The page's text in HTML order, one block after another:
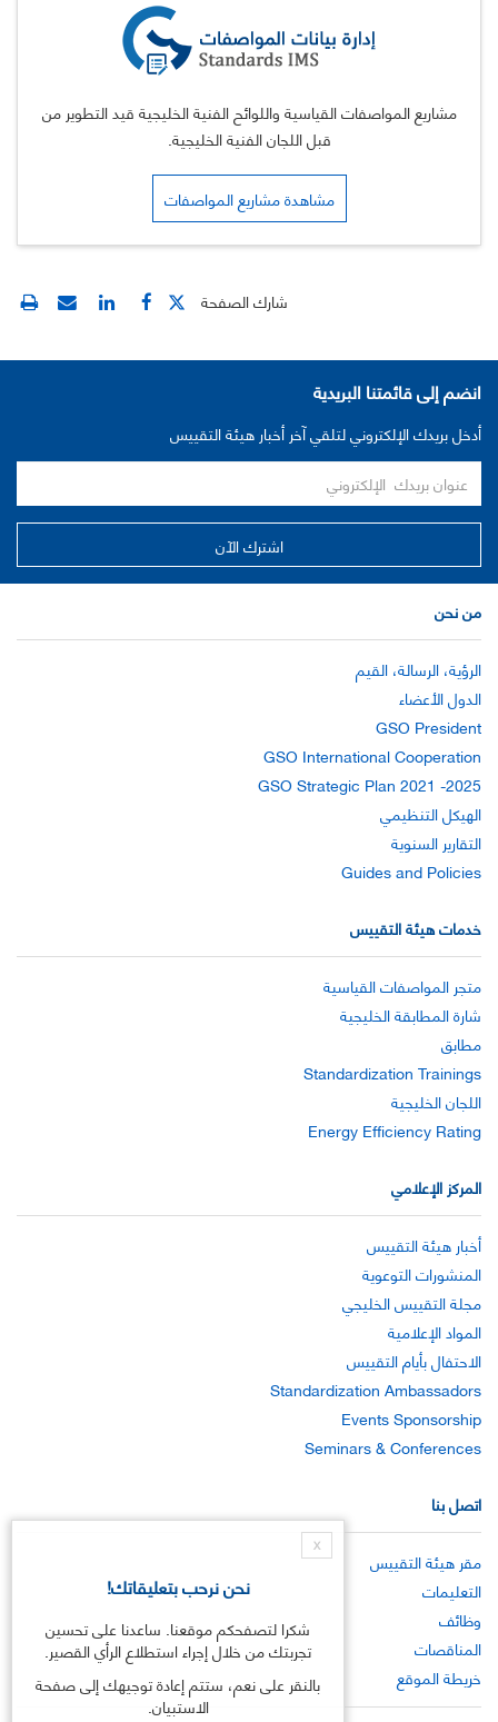
مشاريع المواصفات القياسية واللوائح الفنية الخليجية قيد التطوير من
قبل اللجان الفنية الخليجية.
مشاهدة مشاريع المواصفات
شارك الصفحة
انضم إلى قائمتنا البريدية
أدخل بريدك الإلكتروني لتلقي آخر أخبار هيئة التقييس
من نحن
الرؤية، الرسالة، القيم
الدول الأعضاء
GSO President
GSO International Cooperation
GSO Strategic Plan 2021 -2025
الهيكل التنظيمي
التقارير السنوية
Guides and Policies
خدمات هيئة التقييس
متجر المواصفات القياسية
شارة المطابقة الخليجية
مطابق
Standardization Trainings
اللجان الخليجية
Energy Efficiency Rating
المركز الإعلامي
أخبار هيئة التقييس
المنشورات التوعوية
مجلة التقييس الخليجي
المواد الإعلامية
الاحتفال بأيام التقييس
Standardization Ambassadors
Events Sponsorship
Seminars & Conferences
اتصل بنا
مقر هيئة التقييس
التعليمات
وظائف
المناقصات
خريطة الموقع
X
نحن نرحب بتعليقاتك!
شكرا لتصفحكم موقعنا. ساعدنا على تحسين
تجربتك من خلال إجراء استطلاع الرأي القصير.
بالنقر على نعم، ستتم إعادة توجيهك إلى صفحة
الاستبيان.